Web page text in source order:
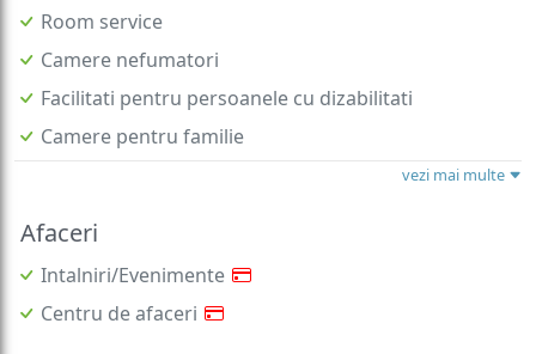
Room service
Camere nefumatori
Facilitati pentru persoanele cu dizabilitati
Camere pentru familie
vezi mai multe
Afaceri
Intalniri/Evenimente
Centru de afaceri